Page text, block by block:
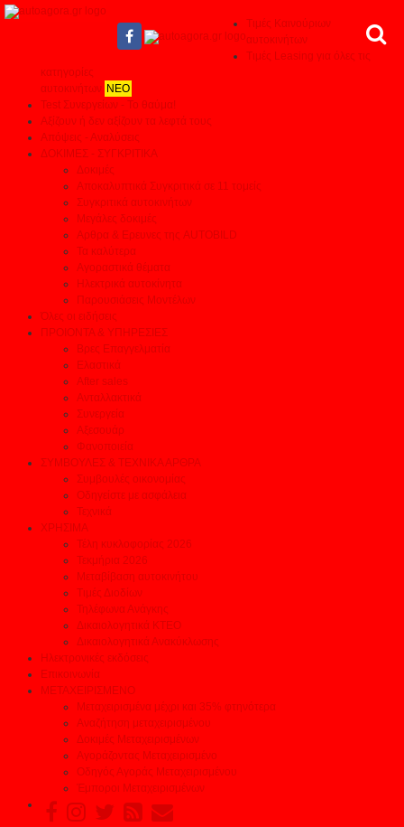
Τιμές Καινούριων
αυτοκινήτων
Τιμές Leasing για όλες τις
κατηγορίες
αυτοκινήτων ΝΕΟ
Test Συνεργείων - Το θαύμα!
Αξίζουν ή δεν αξίζουν τα λεφτά τους
Απόψεις - Αναλύσεις
ΔΟΚΙΜΕΣ - ΣΥΓΚΡΙΤΙΚΑ
Δοκιμές
Αποκαλυπτικά Συγκριτικά σε 11 τομείς
Συγκριτικά αυτοκινήτων
Μεγάλες δοκιμές
Αρθρα & Ερευνες της AUTOBILD
Τα καλύτερα
Αγοραστικά θέματα
Ηλεκτρικά αυτοκίνητα
Παρουσιάσεις Μοντέλων
Όλες οι ειδήσεις
ΠΡΟΙΟΝΤΑ & ΥΠΗΡΕΣΙΕΣ
Βρες Επαγγελματία
Ελαστικά
After sales
Ανταλλακτικά
Συνεργεία
Αξεσουάρ
Φανοποιεία
ΣΥΜΒΟΥΛΕΣ & ΤΕΧΝΙΚΑ ΑΡΘΡΑ
Συμβουλές οικονομίας
Οδηγείστε με ασφάλεια
Τεχνικά
ΧΡΗΣΙΜΑ
Τέλη κυκλοφορίας 2026
Τεκμήρια 2026
Μεταβίβαση αυτοκινήτου
Τιμές Διοδίων
Τηλέφωνα Ανάγκης
Δικαιολογητικά ΚΤΕΟ
Δικαιολογητικά Ανακύκλωσης
Ηλεκτρονικές εκδόσεις
Επικοινωνία
ΜΕΤΑΧΕΙΡΙΣΜΕΝΟ
Μεταχειρισμένα μέχρι και 35% φτηνότερα
Αναζήτηση μεταχειρισμένου
Δοκιμές Μεταχειρισμένων
Αγοράζοντας Μεταχειρισμένο
Οδηγός Αγοράς Μεταχειρισμένου
Έμποροι Μεταχειρισμένων